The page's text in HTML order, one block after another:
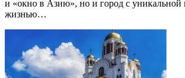
и «окно в Азию», но и город с уникальной
жизнью…